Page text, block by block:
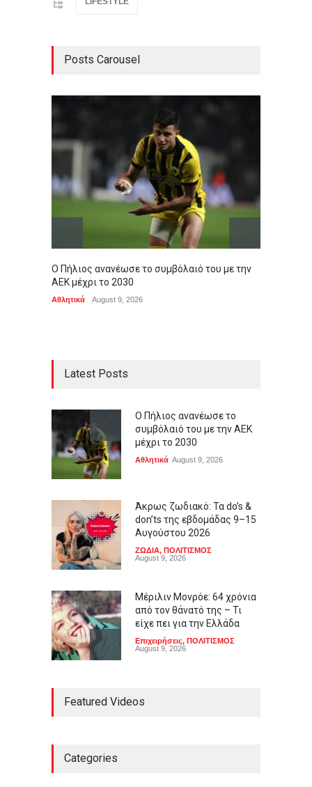
Posts Carousel
Ο Πήλιος ανανέωσε το συμβόλαιό του με την
ΑΕΚ μέχρι το 2030
Αθλητικά August 9, 2026
Latest Posts
Ο Πήλιος ανανέωσε το
συμβόλαιό του με την ΑΕΚ
μέχρι το 2030
Αθλητικά August 9, 2026
Άκρως ζωδιακό: Τα do’s &
don’ts της εβδομάδας 9–15
Αυγούστου 2026
ΖΩΔΙΑ, ΠΟΛΙΤΙΣΜΟΣ
August 9, 2026
Μέριλιν Μονρόε: 64 χρόνια
από τον θάνατό της – Τι
είχε πει για την Ελλάδα
Επιχειρήσεις, ΠΟΛΙΤΙΣΜΟΣ
August 9, 2026
ποιες είναι οι
Featured Videos
Categories